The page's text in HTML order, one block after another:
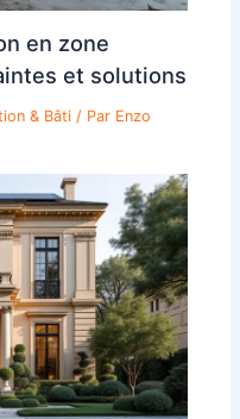
en zone
et solutions
& Bâti / Par Enzo